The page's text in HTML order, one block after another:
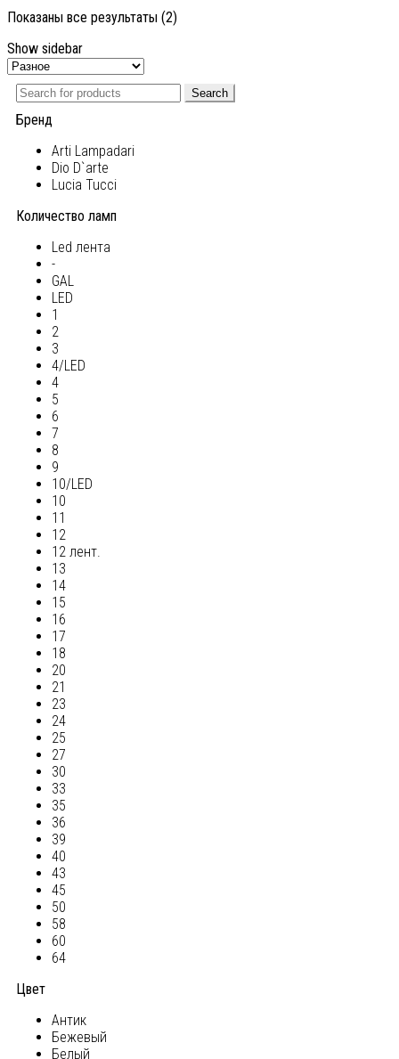
Показаны все результаты (2)
Show sidebar
Search
Бренд
Arti Lampadari
Dio D`arte
Lucia Tucci
Количество ламп
Led лента
-
GAL
LED
1
2
3
4/LED
4
5
6
7
8
9
10/LED
10
11
12
12 лент.
13
14
15
16
17
18
20
21
23
24
25
27
30
33
35
36
39
40
43
45
50
58
60
64
Цвет
Антик
Бежевый
Белый